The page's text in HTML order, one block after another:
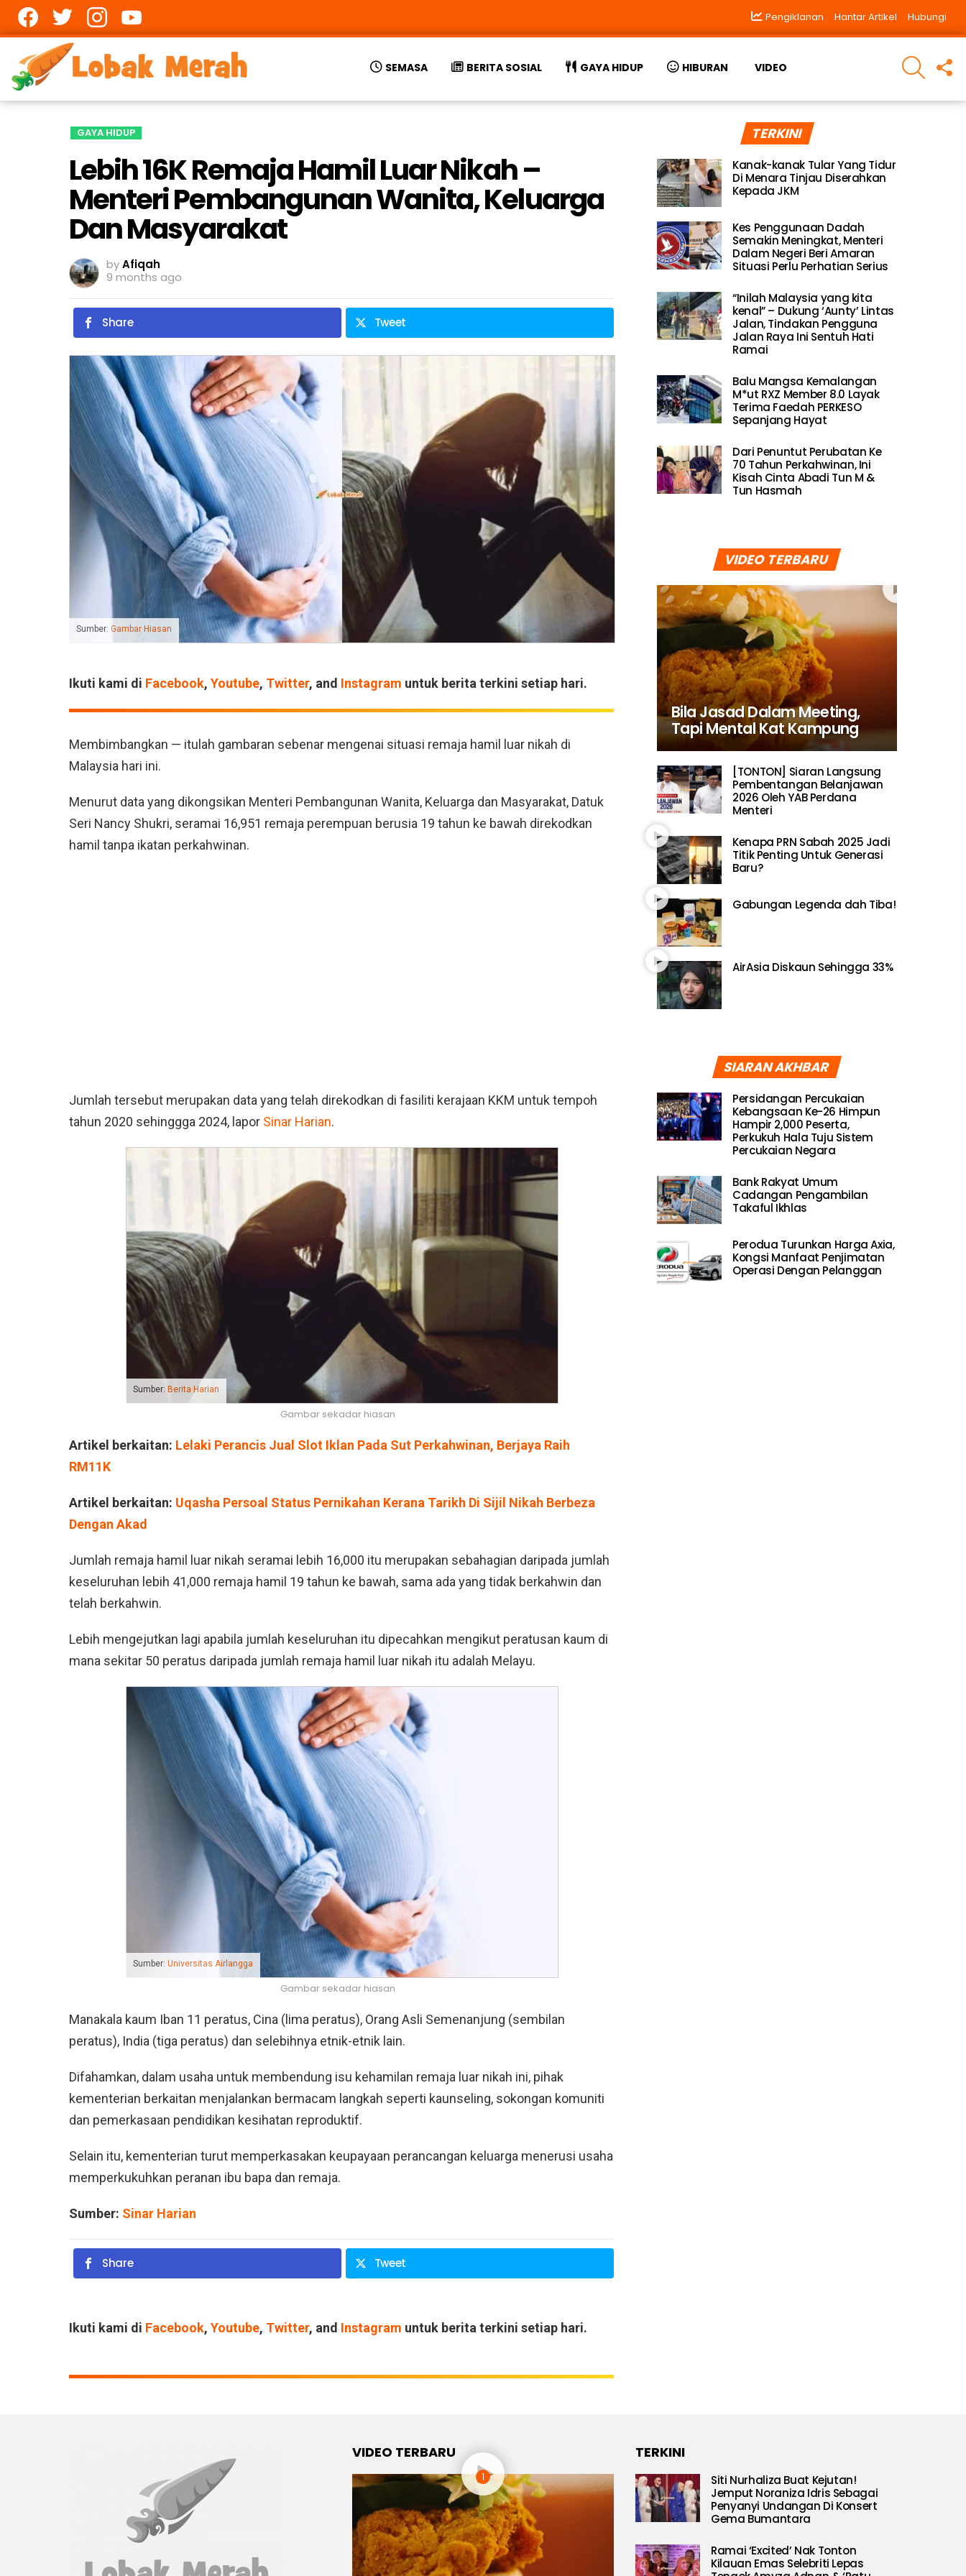
Pengiklanan Hantar Artikel Hubungi
SEMASA BERITA SOSIAL GAYA HIDUP HIBURAN VIDEO
SEARCH
GAYA HIDUP
Lebih 16K Remaja Hamil Luar Nikah –
Menteri Pembangunan Wanita, Keluarga
Dan Masyarakat
byAfiqah
9 months ago
Share Tweet
Sumber: Gambar Hiasan
Ikuti kami di Facebook, Youtube, Twitter, and Instagram untuk berita terkini setiap hari.
Membimbangkan — itulah gambaran sebenar mengenai situasi remaja hamil luar nikah di
Malaysia hari ini.
Menurut data yang dikongsikan Menteri Pembangunan Wanita, Keluarga dan Masyarakat, Datuk
Seri Nancy Shukri, seramai 16,951 remaja perempuan berusia 19 tahun ke bawah direkodkan
hamil tanpa ikatan perkahwinan.
Jumlah tersebut merupakan data yang telah direkodkan di fasiliti kerajaan KKM untuk tempoh
tahun 2020 sehinggga 2024, lapor Sinar Harian.
Sumber: Berita Harian
Gambar sekadar hiasan
Artikel berkaitan: Lelaki Perancis Jual Slot Iklan Pada Sut Perkahwinan, Berjaya Raih
RM11K
Artikel berkaitan: Uqasha Persoal Status Pernikahan Kerana Tarikh Di Sijil Nikah Berbeza
Dengan Akad
Jumlah remaja hamil luar nikah seramai lebih 16,000 itu merupakan sebahagian daripada jumlah
keseluruhan lebih 41,000 remaja hamil 19 tahun ke bawah, sama ada yang tidak berkahwin dan
telah berkahwin.
Lebih mengejutkan lagi apabila jumlah keseluruhan itu dipecahkan mengikut peratusan kaum di
mana sekitar 50 peratus daripada jumlah remaja hamil luar nikah itu adalah Melayu.
Sumber: Universitas Airlangga
Gambar sekadar hiasan
Manakala kaum Iban 11 peratus, Cina (lima peratus), Orang Asli Semenanjung (sembilan
peratus), India (tiga peratus) dan selebihnya etnik-etnik lain.
Difahamkan, dalam usaha untuk membendung isu kehamilan remaja luar nikah ini, pihak
kementerian berkaitan menjalankan bermacam langkah seperti kaunseling, sokongan komuniti
dan pemerkasaan pendidikan kesihatan reproduktif.
Selain itu, kementerian turut memperkasakan keupayaan perancangan keluarga menerusi usaha
memperkukuhkan peranan ibu bapa dan remaja.
Sumber: Sinar Harian
Share Tweet
Ikuti kami di Facebook, Youtube, Twitter, and Instagram untuk berita terkini setiap hari.
TERKINI
Kanak-kanak Tular Yang Tidur
Di Menara Tinjau Diserahkan
Kepada JKM
Kes Penggunaan Dadah
Semakin Meningkat, Menteri
Dalam Negeri Beri Amaran
Situasi Perlu Perhatian Serius
“Inilah Malaysia yang kita
kenal” – Dukung ‘Aunty’ Lintas
Jalan, Tindakan Pengguna
Jalan Raya Ini Sentuh Hati
Ramai
Balu Mangsa Kemalangan
M*ut RXZ Member 8.0 Layak
Terima Faedah PERKESO
Sepanjang Hayat
Dari Penuntut Perubatan Ke
70 Tahun Perkahwinan, Ini
Kisah Cinta Abadi Tun M &
Tun Hasmah
VIDEO TERBARU
Bila Jasad Dalam Meeting,
Tapi Mental Kat Kampung
[TONTON] Siaran Langsung
Pembentangan Belanjawan
2026 Oleh YAB Perdana
Menteri
Kenapa PRN Sabah 2025 Jadi
Titik Penting Untuk Generasi
Baru?
Gabungan Legenda dah Tiba!
AirAsia Diskaun Sehingga 33%
SIARAN AKHBAR
Persidangan Percukaian
Kebangsaan Ke-26 Himpun
Hampir 2,000 Peserta,
Perkukuh Hala Tuju Sistem
Percukaian Negara
Bank Rakyat Umum
Cadangan Pengambilan
Takaful Ikhlas
Perodua Turunkan Harga Axia,
Kongsi Manfaat Penjimatan
Operasi Dengan Pelanggan
VIDEO TERBARU TERKINI
Siti Nurhaliza Buat Kejutan!
Jemput Noraniza Idris Sebagai
Penyanyi Undangan Di Konsert
Gema Bumantara
Ramai ‘Excited’ Nak Tonton
Kilauan Emas Selebriti Lepas